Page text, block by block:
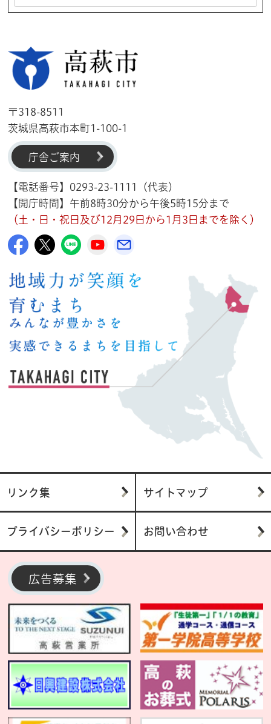
〒318-8511
茨城県高萩市本町1-100-1
庁舎ご案内
【電話番号】0293-23-1111（代表）
【開庁時間】午前8時30分から午後5時15分まで
（土・日・祝日及び12月29日から1月3日までを除く）
高萩市公式Facebook
高萩市公式X
高萩市公式LINE
高萩市YouTube公式チャンネル
リンク集 サイトマップ
プライバシーポリシー お問い合わせ
広告募集